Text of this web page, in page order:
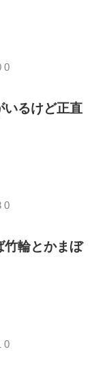
0
いるけど正直
0
竹輪とかまぼ
0